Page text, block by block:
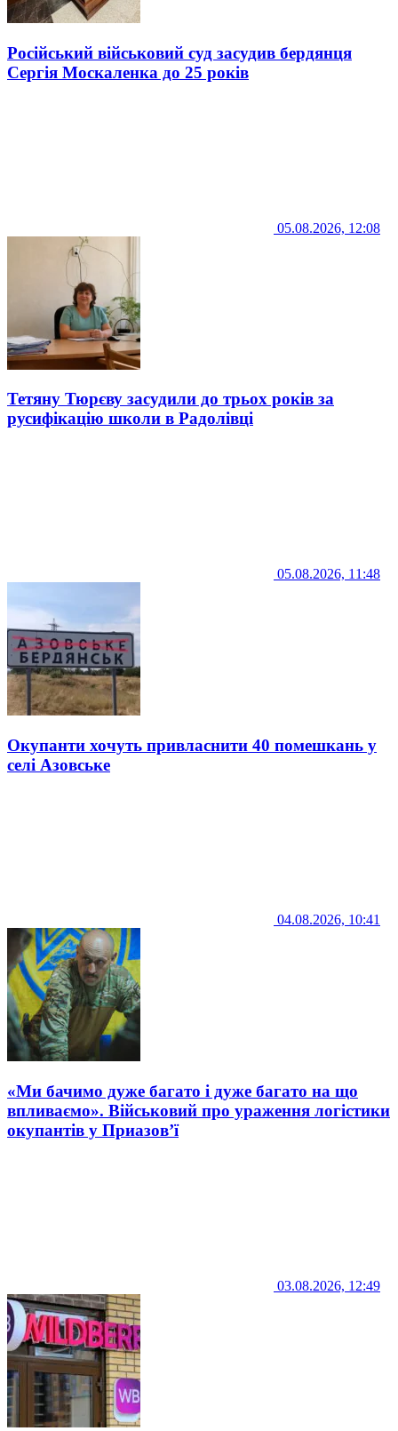
Російський військовий суд засудив бердянця
Сергія Москаленка до 25 років
05.08.2026, 12:08
Тетяну Тюрєву засудили до трьох років за
русифікацію школи в Радолівці
05.08.2026, 11:48
Окупанти хочуть привласнити 40 помешкань у
селі Азовське
04.08.2026, 10:41
«Ми бачимо дуже багато і дуже багато на що
впливаємо». Військовий про ураження логістики
окупантів у Приазов’ї
03.08.2026, 12:49